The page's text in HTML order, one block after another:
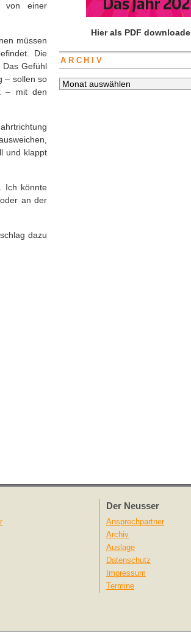
von einer
müssen
Die
Das Gefühl
– sollen so
– mit den
und klappt
Ich könnte
an der
dazu
Hier als PDF
ARCHIV
Archiv
Der Neusser
Ansprechpartner
Archiv
Auslage
Datenschutz
Impressum
Termine